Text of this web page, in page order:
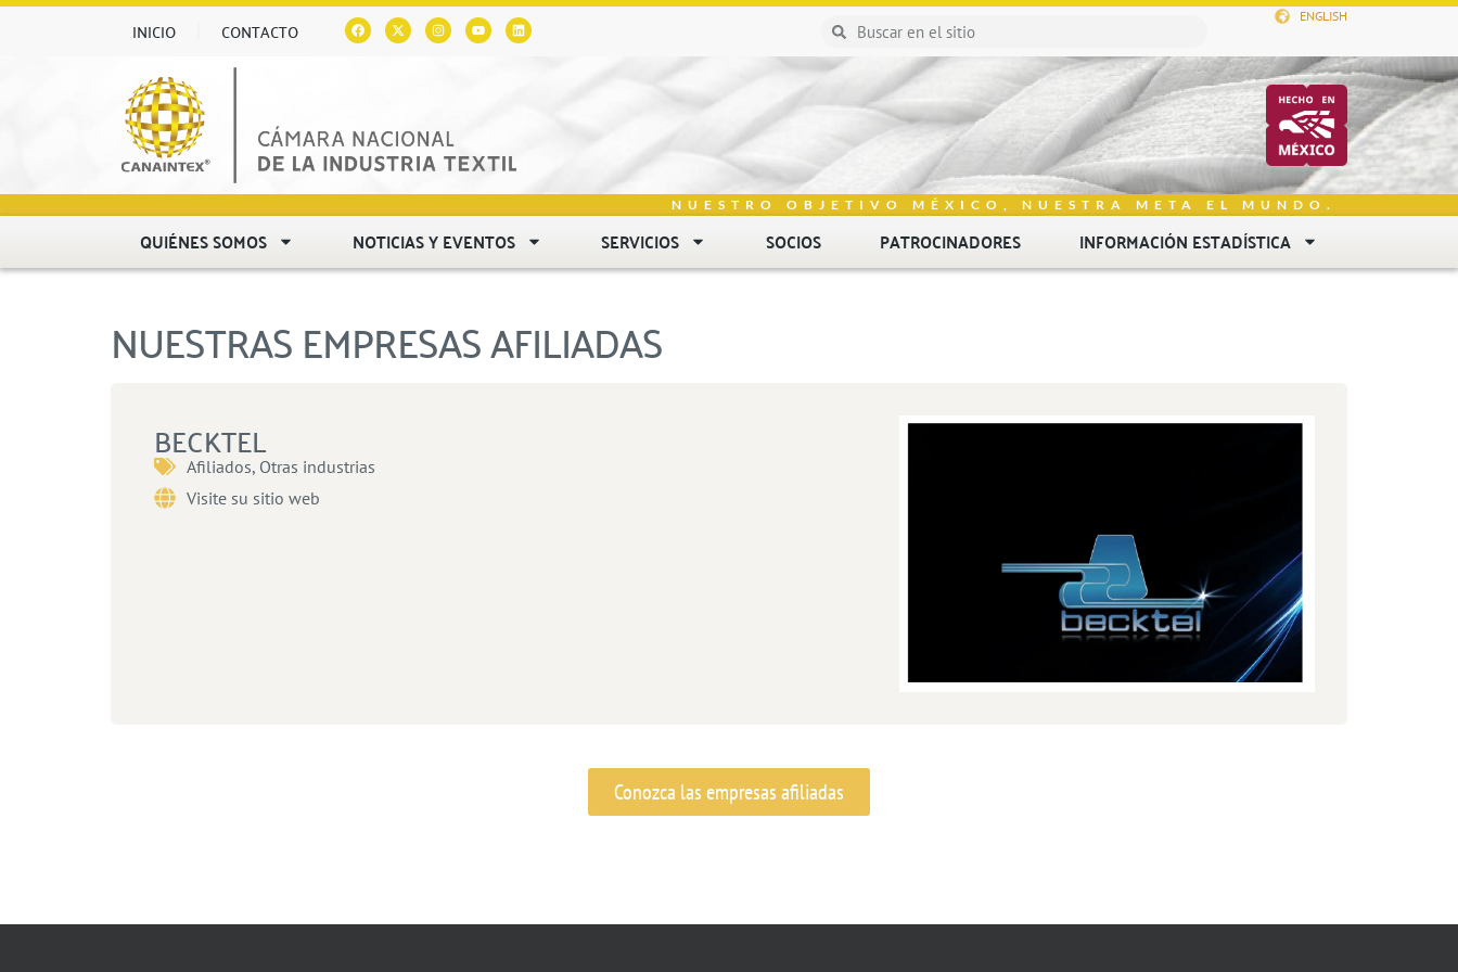
INICIO CONTACTO
ENGLISH
NUESTRO OBJETIVO MÉXICO, NUESTRA META EL MUNDO.
QUIÉNES SOMOS NOTICIAS Y EVENTOS SERVICIOS SOCIOS PATROCINADORES INFORMACIÓN ESTADÍSTICA
NUESTRAS EMPRESAS AFILIADAS
BECKTEL
Afiliados, Otras industrias
Visite su sitio web
Conozca las empresas afiliadas